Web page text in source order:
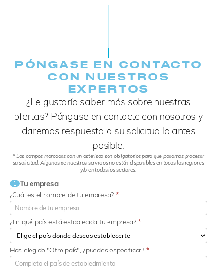
PÓNGASE EN CONTACTO
CON NUESTROS
EXPERTOS
¿Le gustaría saber más sobre nuestras
ofertas? Póngase en contacto con nosotros y
daremos respuesta a su solicitud lo antes
posible.
* Los campos marcados con un asterisco son obligatorios para que podamos procesar
su solicitud. Algunos de nuestros servicios no están disponibles en todas las regiones
y/o en todos los sectores.
1 Tu empresa
¿Cuál es el nombre de tu empresa? *
¿En qué país está establecida tu empresa? *
Has elegido "Otro país", ¿puedes especificar? *